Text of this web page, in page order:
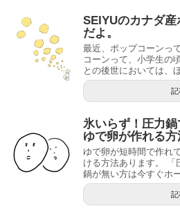
SEIYUのカナダ
だよ。
最近、ポップコーンっ
コーンって、小学生の
との後世においては、
記
氷いらず！圧力
ゆで卵が作れる方
ゆで卵が短時間で作れ
ける方法あります。 「
鍋が無い方は今すぐホ
記